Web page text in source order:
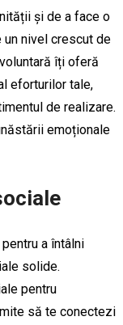
și de a face o
un nivel crescut de
îți oferă
eforturilor tale,
de realizare.
emoționale
a întâlni
solide.
pentru
să te conectezi